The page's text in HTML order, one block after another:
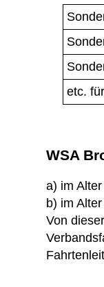
etc.
WSA
a) im
b) im
Von